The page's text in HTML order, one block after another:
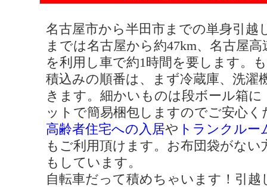
名古屋市から半田市までの単身引越
までは名古屋から約47km、名古屋
を利用し車で約1時間を要します。
積込みの順番は、まず冷蔵庫、洗濯
きます。細かいものは段ボール箱
ットで簡易梱包しますのでご安心く
高齢者住宅への入居や トランクル
もご利用頂けます。お布団袋がな
もしています。
自転車だって積めちゃいます！引